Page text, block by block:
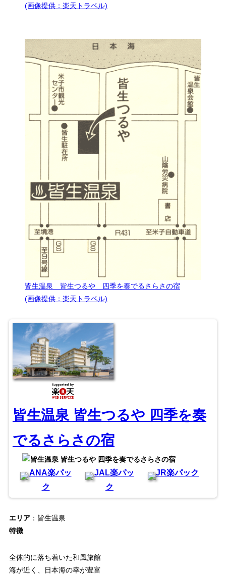
(画像提供：楽天トラベル)
皆生温泉 皆生つるや 四季を奏でるさらさの宿
(画像提供：楽天トラベル)
皆生温泉 皆生つるや 四季を奏
でるさらさの宿
ANA楽パッ
ク
JAL楽パッ
ク
JR楽パック
エリア：皆生温泉
特徴
全体的に落ち着いた和風旅館
海が近く、日本海の幸が豊富